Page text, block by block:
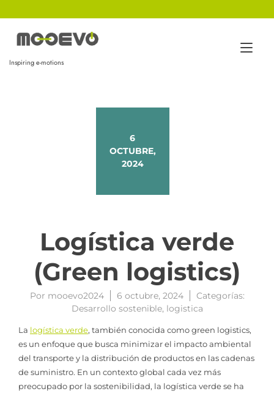
al
Inspiring e-motions
6
OCTUBRE,
2024
Logística verde
(Green logistics)
Por mooevo2024 6 octubre, 2024
Categorías:
Desarrollo sostenible, logistica
La logística verde, también conocida como green logistics,
es un enfoque que busca minimizar el impacto ambiental
del transporte y la distribución de productos en las cadenas
de suministro. En un contexto global cada vez más
preocupado por la sostenibilidad, la logística verde se ha